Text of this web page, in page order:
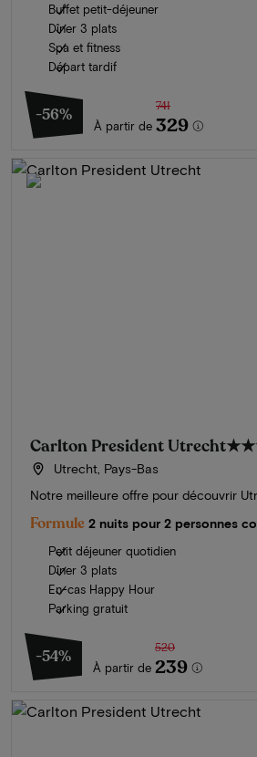
Buffet petit-déjeuner
Dîner 3 plats
Spa et fitness
Départ tardif
-56%
À partir de
741
329
Carlton President Utrecht
Utrecht, Pays-Bas
Notre meilleure offre pour découvrir
Formule 2 nuits pour 2 personnes
Petit déjeuner quotidien
Dîner 3 plats
En-cas Happy Hour
Parking gratuit
-54%
À partir de
520
239